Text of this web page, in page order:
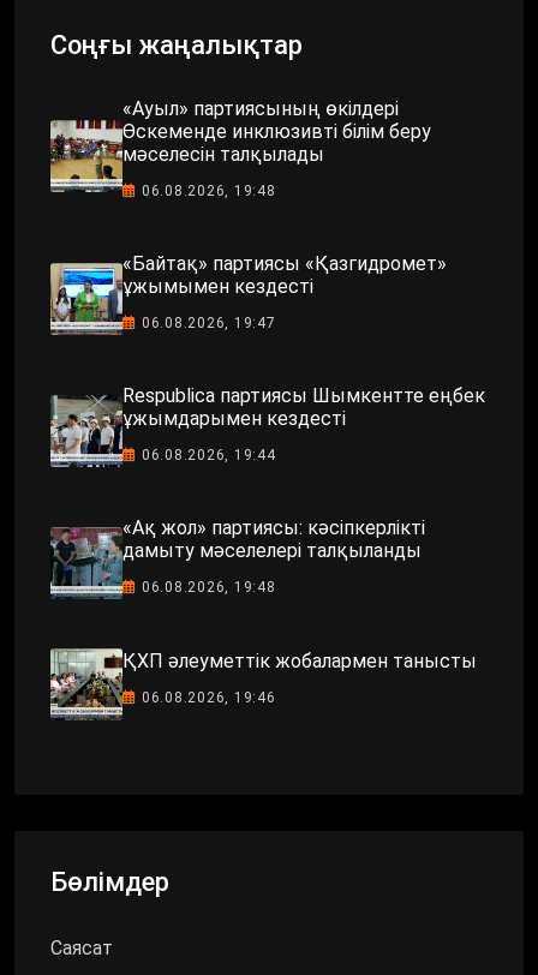
Соңғы жаңалықтар
«Ауыл» партиясының өкілдері
Өскеменде инклюзивті білім беру
мәселесін талқылады
06.08.2026, 19:48
«Байтақ» партиясы «Қазгидромет»
ұжымымен кездесті
06.08.2026, 19:47
Respublica партиясы Шымкентте еңбек
ұжымдарымен кездесті
06.08.2026, 19:44
«Ақ жол» партиясы: кәсіпкерлікті
дамыту мәселелері талқыланды
06.08.2026, 19:48
ҚХП әлеуметтік жобалармен танысты
06.08.2026, 19:46
Бөлімдер
Саясат